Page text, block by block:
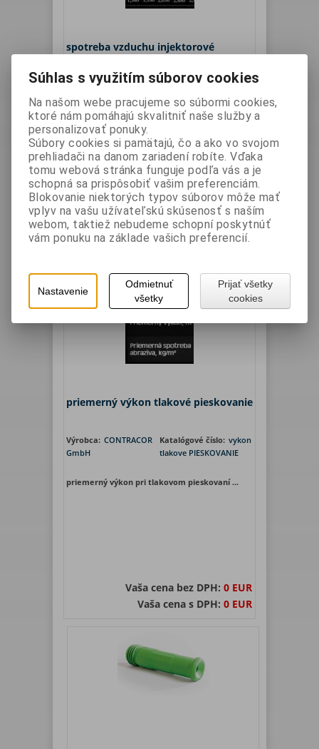
spotreba vzduchu injektorové
Výrobca: CONTRACOR
Katalógové číslo:
vzduch injektorove
PIESKOVANIE
spotreba vzduchu pri injektorovom pieskovaní
...
Vaša cena bez DPH:0 EUR
Vaša cena s DPH:
priemerný výkon tlakové pieskovanie
Výrobca: CONTRACOR
GmbH
Katalógové číslo: vykon
tlakove PIESKOVANIE
priemerný výkon pri tlakovom pieskovaní ...
Vaša cena bez DPH: 0 EUR
Vaša cena s DPH: 0 EUR
Súhlas s využitím súborov cookies
Na našom webe pracujeme so súbormi cookies,
ktoré nám pomáhajú skvalitniť naše služby a
personalizovať ponuky.
Súbory cookies si pamätajú, čo a ako vo svojom
prehliadači na danom zariadení robíte. Vďaka
tomu webová stránka funguje podľa vás a je
schopná sa prispôsobiť vašim preferenciám.
Blokovanie niektorých typov súborov môže mať
vplyv na vašu užívateľskú skúsenosť s naším
webom, taktiež nebudeme schopní poskytnúť
vám ponuku na základe vašich preferencií.
Nastavenie
Odmietnuť
všetky
Prijať všetky
cookies